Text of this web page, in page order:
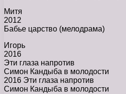
Митя
2012
Бабье царство (мелодрама)
Игорь
2016
Эти глаза напротив
Симон Кандыба в молодости
2016 Эти глаза напротив
Симон Кандыба в молодости